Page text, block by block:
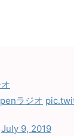
ラジオ
July 9, 2019